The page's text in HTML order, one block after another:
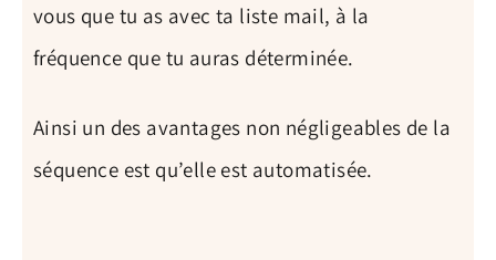
vous que tu as avec ta liste mail, à la
fréquence que tu auras déterminée.
Ainsi un des avantages non négligeables de la
séquence est qu’elle est automatisée.